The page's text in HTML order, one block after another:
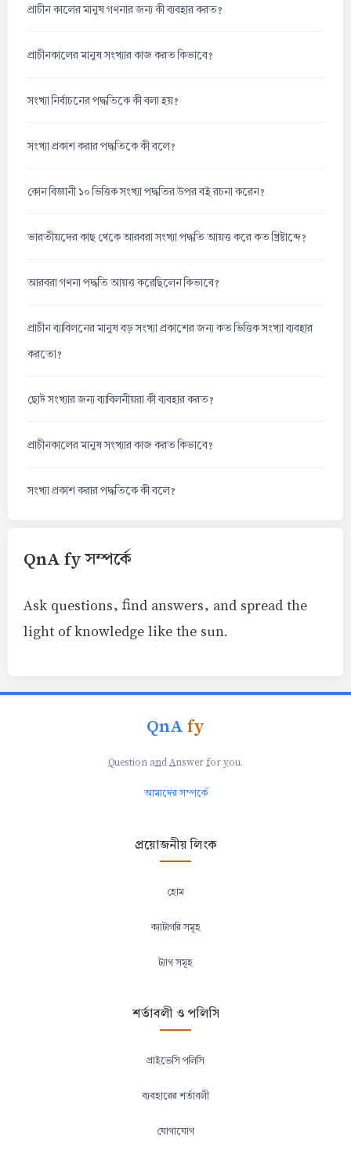
প্রাচীন কালের মানুষ গণনার জন্য কী ব্যবহার করত?
প্রাচীনকালের মানুষ সংখ্যার কাজ করত কিভাবে?
সংখ্যা নির্বাচনের পদ্ধতিকে কী বলা হয়?
সংখ্যা প্রকাশ করার পদ্ধতিকে কী বলে?
কোন বিজ্ঞানী ১০ ভিত্তিক সংখ্যা পদ্ধতির উপর বই রচনা করেন?
ভারতীয়দের কাছ থেকে আরবরা সংখ্যা পদ্ধতি আয়ত্ত করে কত খ্রিষ্টাব্দে?
আরবরা গণনা পদ্ধতি আয়ত্ত করেছিলেন কিভাবে?
প্রাচীন ব্যাবিলনের মানুষ বড় সংখ্যা প্রকাশের জন্য কত ভিত্তিক সংখ্যা ব্যবহার
করতো?
ছোট সংখ্যার জন্য ব্যাবিলনীয়রা কী ব্যবহার করত?
প্রাচীনকালের মানুষ সংখ্যার কাজ করত কিভাবে?
সংখ্যা প্রকাশ করার পদ্ধতিকে কী বলে?
QnA fy সম্পর্কে
Ask questions, find answers, and spread the
light of knowledge like the sun.
QnAfy
Question andAnswer foryou.
আমাদের সম্পর্কে
প্রয়োজনীয় লিংক
হোম
ক্যাটাগরি সমূহ
ট্যাগ সমূহ
শর্তাবলী ও পলিসি
প্রাইভেসি পলিসি
ব্যবহারের শর্তাবলী
যোগাযোগ